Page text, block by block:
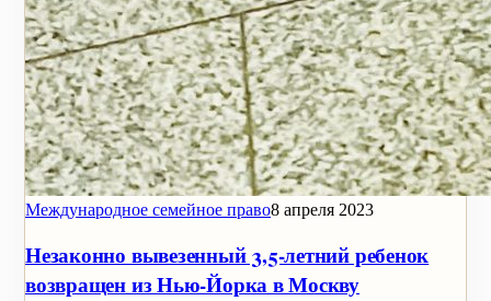
Международное семейное право8 апреля 2023
Незаконно вывезенный 3,5-летний ребенок
возвращен из Нью-Йорка в Москву